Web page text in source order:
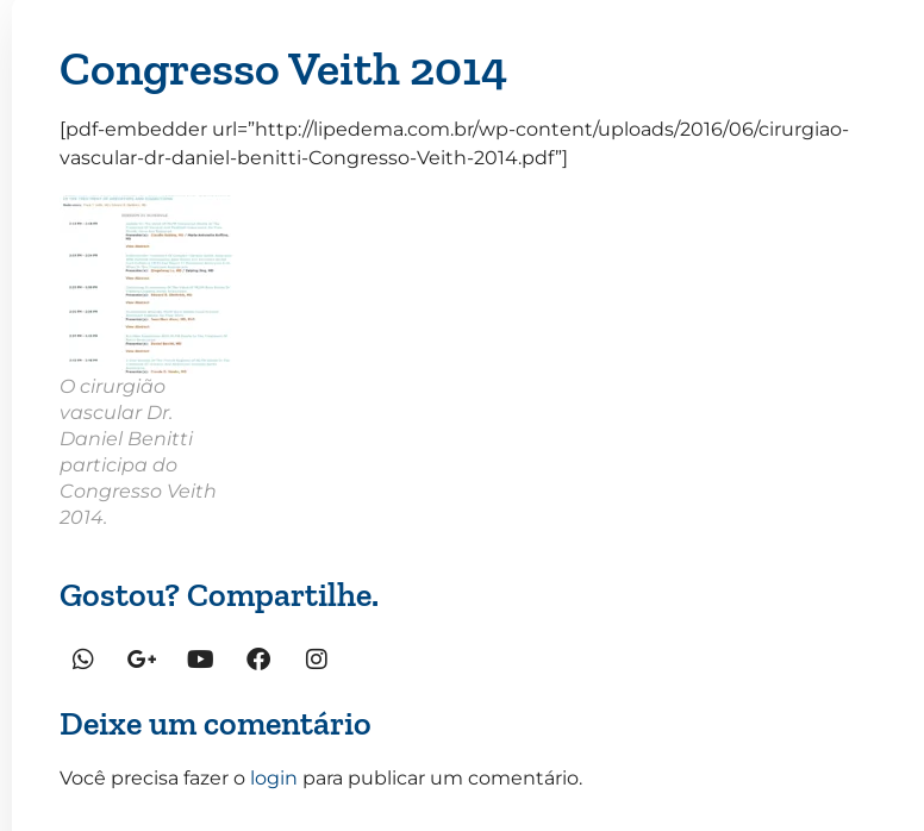
Congresso Veith 2014
[pdf-embedder url=”http://lipedema.com.br/wp-content/uploads/2016/06/cirurgiao-
vascular-dr-daniel-benitti-Congresso-Veith-2014.pdf”]
O cirurgião
vascular Dr.
Daniel Benitti
participa do
Congresso Veith
2014.
Gostou? Compartilhe.
Deixe um comentário
Você precisa fazer o login para publicar um comentário.